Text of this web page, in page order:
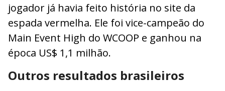
jogador já havia feito história no site da
espada vermelha. Ele foi vice-campeão do
Main Event High do WCOOP e ganhou na
época US$ 1,1 milhão.
Outros resultados brasileiros